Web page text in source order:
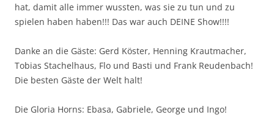
hat, damit alle immer wussten, was sie zu tun und zu
spielen haben haben!!! Das war auch DEINE Show!!!!
Danke an die Gäste: Gerd Köster, Henning Krautmacher,
Tobias Stachelhaus, Flo und Basti und Frank Reudenbach!
Die besten Gäste der Welt halt!
Die Gloria Horns: Ebasa, Gabriele, George und Ingo!